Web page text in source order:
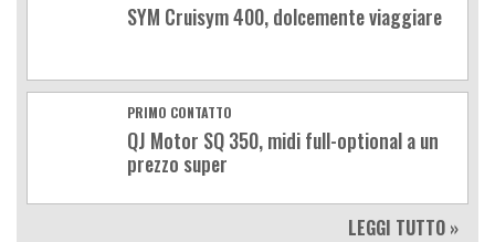
SYM Cruisym 400, dolcemente viaggiare
PRIMO CONTATTO
QJ Motor SQ 350, midi full-optional a un
prezzo super
LEGGI TUTTO »